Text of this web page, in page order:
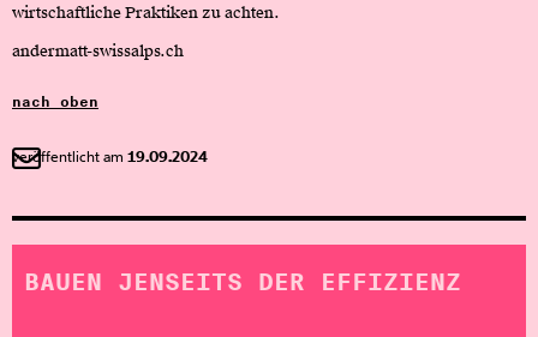
wirtschaftliche Praktiken zu achten.
andermatt-swissalps.ch
nach oben
veröffentlicht am 19.09.2024
BAUEN JENSEITS DER EFFIZIENZ